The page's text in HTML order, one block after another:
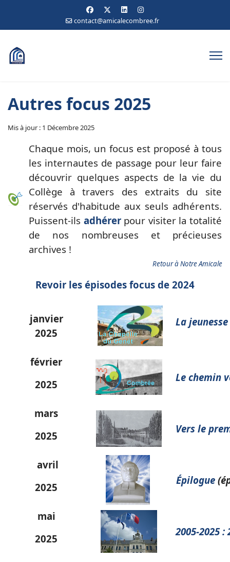
contact@amicalecombree.fr
Autres focus 2025
Mis à jour : 1 Décembre 2025
Chaque mois, un focus est proposé à tous
les internautes de passage pour leur faire
découvrir quelques aspects de la vie du
Collège à travers des extraits du site
réservés d'habitude aux seuls adhérents.
Puissent-ils adhérerpour visiter la totalité
de nos nombreuses et précieuses
archives !
Retour à Notre Amicale
Revoir les épisodes focus de 2024
janvier
2025
La
février
2025
Le chemin
mars
2025
Vers le
avril
2025
Épilogue
mai
2025
2005-2025 :